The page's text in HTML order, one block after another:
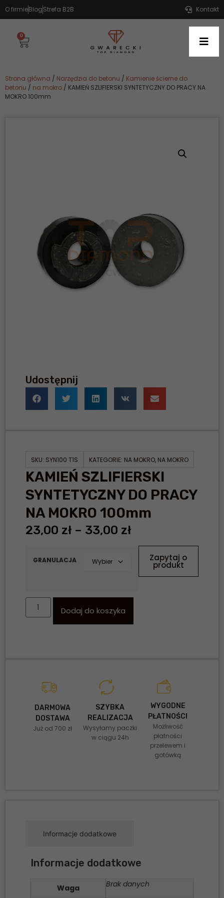
O firmieBlogStrefa B2B Kontakt
0
Strona główna / Narzędzia do betonu / Kamienie ścierne do
betonu / na mokro / KAMIEŃ SZLIFIERSKI SYNTETYCZNY DO PRACY NA
MOKRO 100mm
Udostępnij
SKU: SYN100 T1S KATEGORIE: NA MOKRO, NA MOKRO
KAMIEŃ SZLIFIERSKI
SYNTETYCZNY DO PRACY
NA MOKRO 100mm
23,00 zł – 33,00 zł
GRANULACJA
Dodaj do koszyka
Zapytaj o
produkt
DARMOWA
DOSTAWA
Już od 700 zł
SZYBKA
REALIZACJA
Wysyłamy paczki
w ciągu 24h
WYGODNE
PŁATNOŚCI
Możliwość
płatności
przelewem i
gotówką
Informacje dodatkowe
Informacje dodatkowe
Waga Brak danych